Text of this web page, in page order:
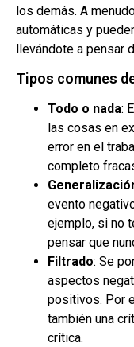
los demás. A
automáticas y
llevándote a pensar
Tipos comunes
Todo o nada:
las cosas en
error en el
completo
evento
ejemplo, si no
pensar que
Filtrado: Se
aspectos
positivos. Por
también una
crítica.